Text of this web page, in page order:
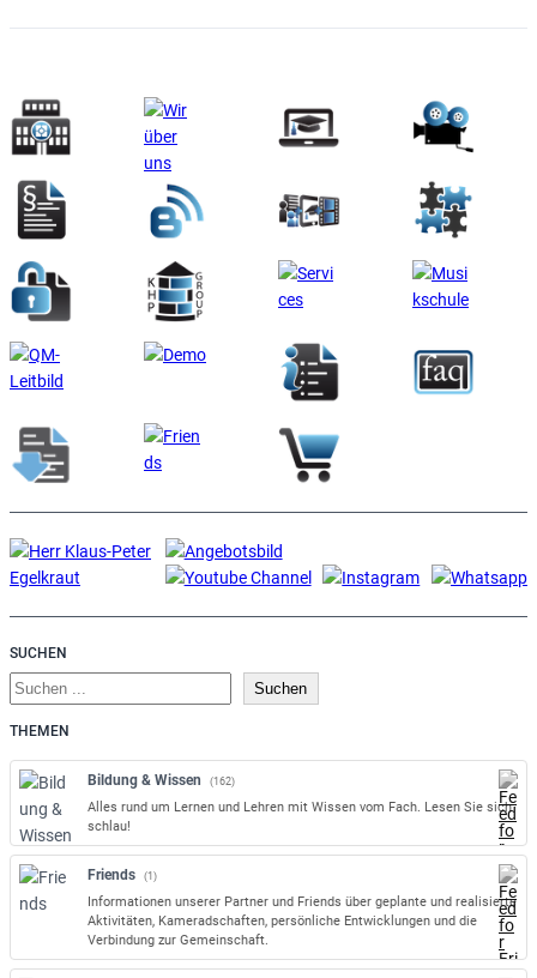
SUCHEN
S
u
c
h
Suchen
THEMEN
Bildung & Wissen (162)
Alles rund um Lernen und Lehren mit Wissen vom Fach. Lesen Sie sich
schlau!
Friends (1)
Informationen unserer Partner und Friends über geplante und realisierte
Aktivitäten, Kameradschaften, persönliche Entwicklungen und die
Verbindung zur Gemeinschaft.